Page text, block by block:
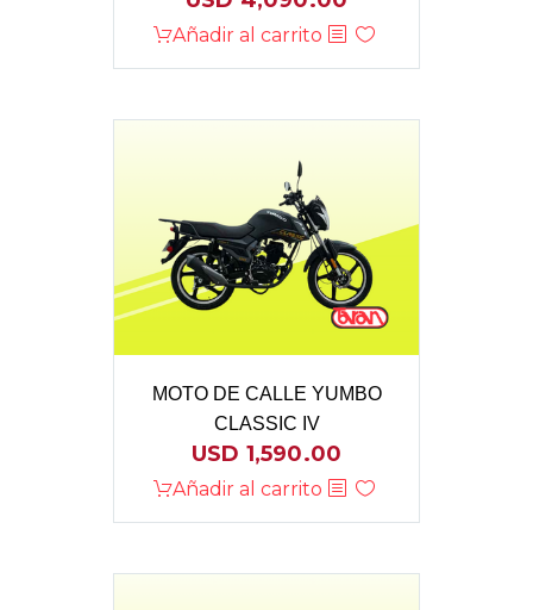
Añadir al carrito
MOTO DE CALLE YUMBO
CLASSIC IV
USD 1,590.00
Añadir al carrito